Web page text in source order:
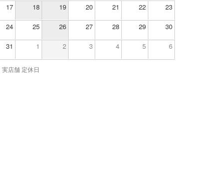
17 18 19 20 21 22 23
24 25 26 27 28 29 30
31 1 2 3 4 5 6
実店舗 定休日